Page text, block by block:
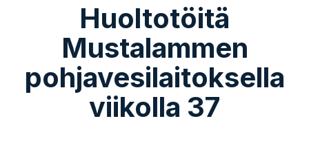
Huoltotöitä
Mustalammen
pohjavesilaitoksella
viikolla 37